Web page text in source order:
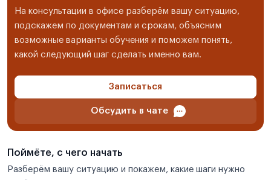
На консультации в офисе разберём вашу ситуацию,
подскажем по документам и срокам, объясним
возможные варианты обучения и поможем понять,
какой следующий шаг сделать именно вам.
Записаться
Обсудить в чате
Поймёте, с чего начать
Разберём вашу ситуацию и покажем, какие шаги нужно